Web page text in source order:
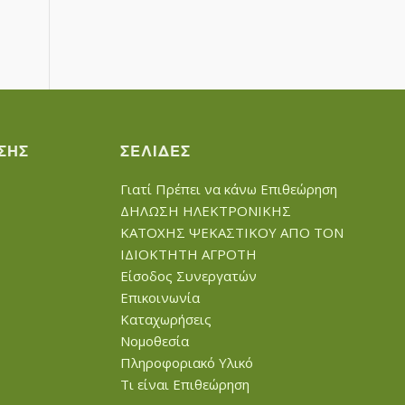
ΣΕΛΊΔΕΣ
Γιατί Πρέπει να κάνω Επιθεώρηση
ΔΗΛΩΣΗ ΗΛΕΚΤΡΟΝΙΚΗΣ
ΚΑΤΟΧΗΣ ΨΕΚΑΣΤΙΚΟΥ ΑΠΟ ΤΟΝ
ΙΔΙΟΚΤΗΤΗ ΑΓΡΟΤΗ
Είσοδος Συνεργατών
Επικοινωνία
Καταχωρήσεις
Νομοθεσία
Πληροφοριακό Υλικό
Τι είναι Επιθεώρηση